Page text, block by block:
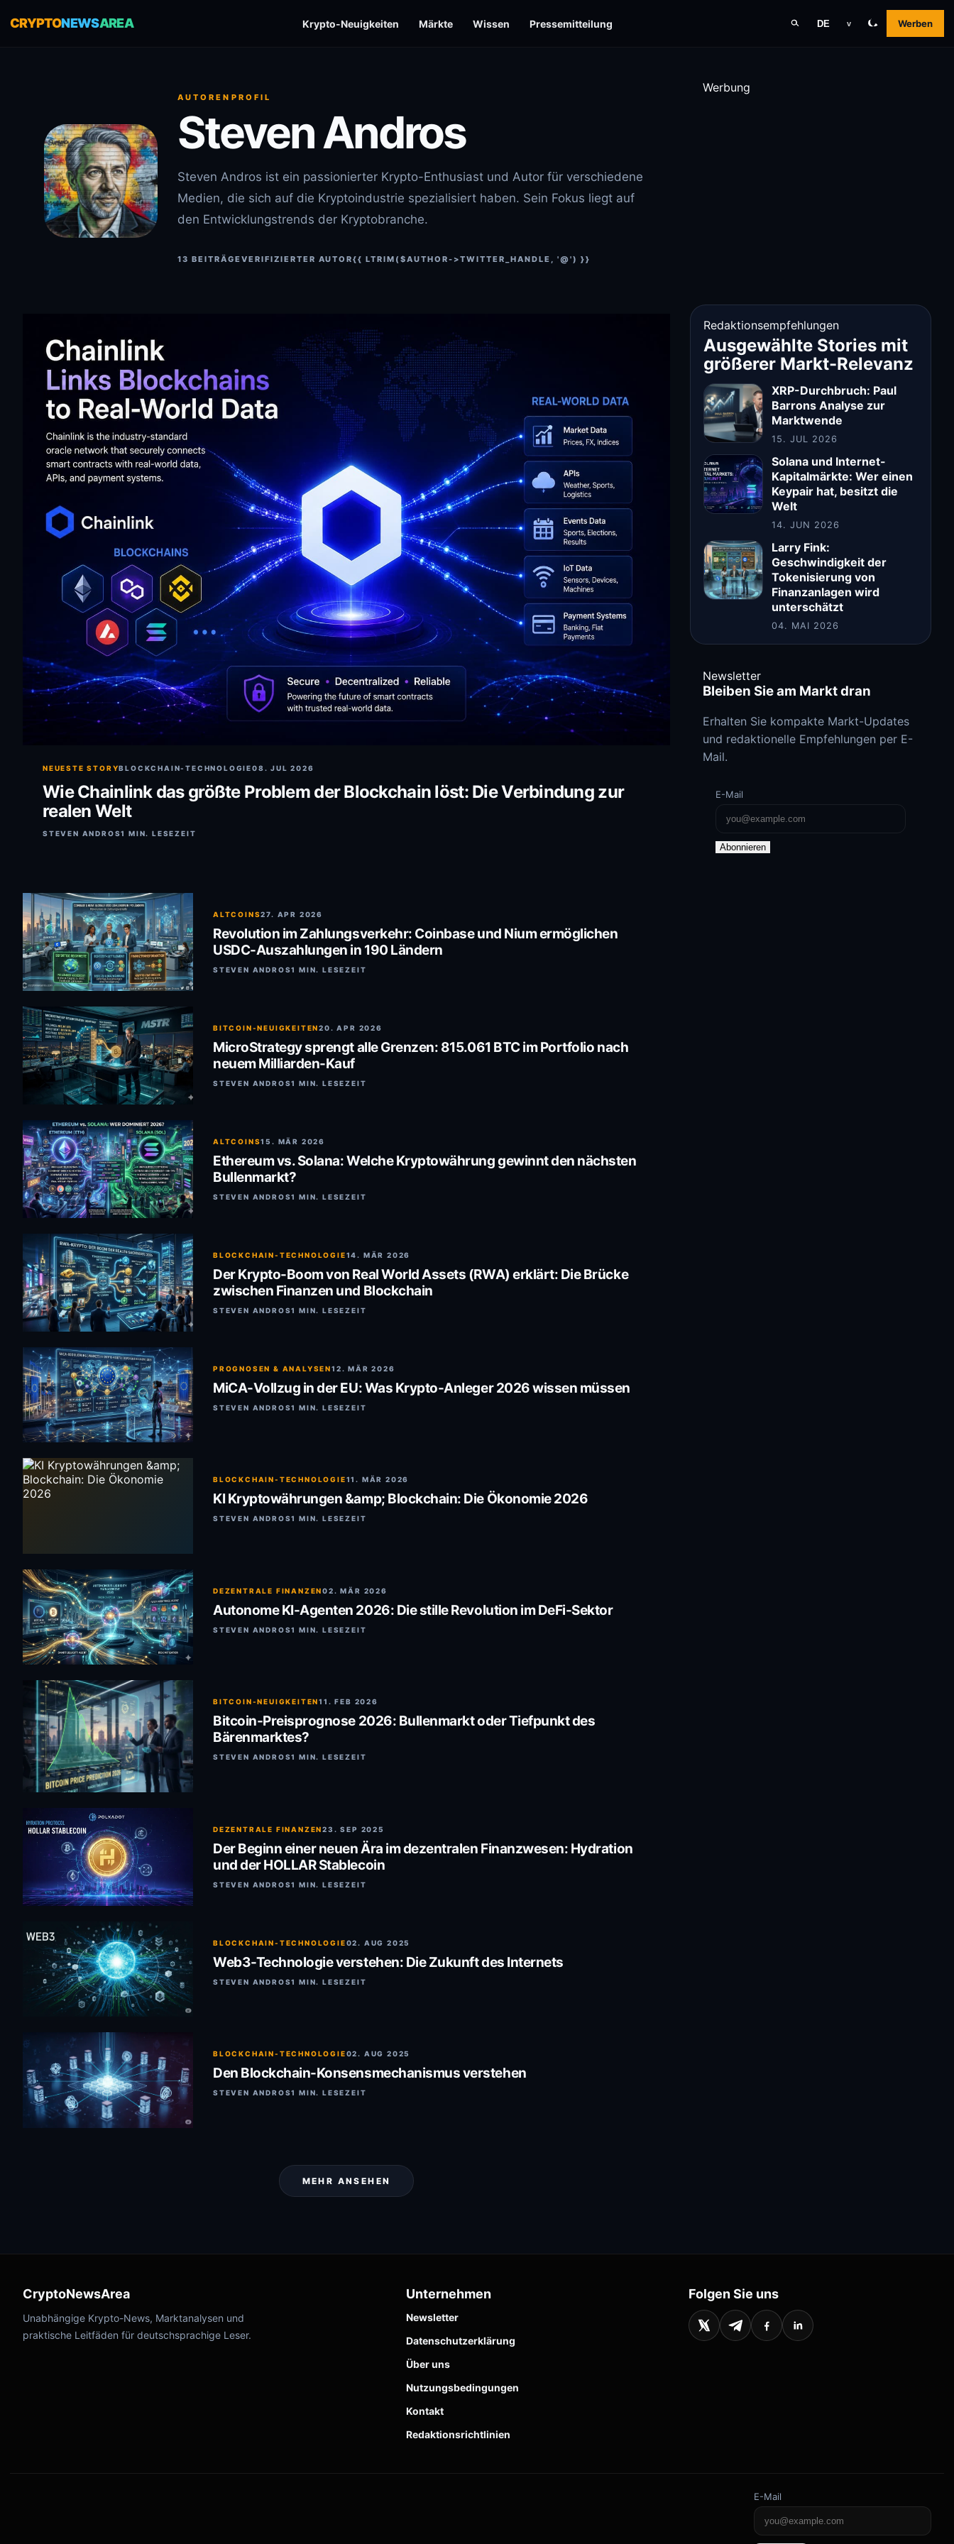
CRYPTONEWSAREA Krypto-Neuigkeiten Märkte Wissen Pressemitteilung DE v Werben
AUTORENPROFIL
Steven Andros
Steven Andros ist ein passionierter Krypto-Enthusiast und Autor für verschiedene
Medien, die sich auf die Kryptoindustrie spezialisiert haben. Sein Fokus liegt auf
den Entwicklungstrends der Kryptobranche.
13 BEITRÄGEVERIFIZIERTER AUTOR{{ LTRIM($AUTHOR->TWITTER_HANDLE, '@') }}
NEUESTE STORYBLOCKCHAIN-TECHNOLOGIE08. JUL 2026
Wie Chainlink das größte Problem der Blockchain löst: Die Verbindung zur
realen Welt
STEVEN ANDROS1 MIN. LESEZEIT
ALTCOINS27. APR 2026
Revolution im Zahlungsverkehr: Coinbase und Nium ermöglichen
USDC-Auszahlungen in 190 Ländern
STEVEN ANDROS1 MIN. LESEZEIT
BITCOIN-NEUIGKEITEN20. APR 2026
MicroStrategy sprengt alle Grenzen: 815.061 BTC im Portfolio nach
neuem Milliarden-Kauf
STEVEN ANDROS1 MIN. LESEZEIT
ALTCOINS15. MÄR 2026
Ethereum vs. Solana: Welche Kryptowährung gewinnt den nächsten
Bullenmarkt?
STEVEN ANDROS1 MIN. LESEZEIT
BLOCKCHAIN-TECHNOLOGIE14. MÄR 2026
Der Krypto-Boom von Real World Assets (RWA) erklärt: Die Brücke
zwischen Finanzen und Blockchain
STEVEN ANDROS1 MIN. LESEZEIT
PROGNOSEN & ANALYSEN12. MÄR 2026
MiCA-Vollzug in der EU: Was Krypto-Anleger 2026 wissen müssen
STEVEN ANDROS1 MIN. LESEZEIT
BLOCKCHAIN-TECHNOLOGIE11. MÄR 2026
KI Kryptowährungen &amp; Blockchain: Die Ökonomie 2026
STEVEN ANDROS1 MIN. LESEZEIT
DEZENTRALE FINANZEN02. MÄR 2026
Autonome KI-Agenten 2026: Die stille Revolution im DeFi-Sektor
STEVEN ANDROS1 MIN. LESEZEIT
BITCOIN-NEUIGKEITEN11. FEB 2026
Bitcoin-Preisprognose 2026: Bullenmarkt oder Tiefpunkt des
Bärenmarktes?
STEVEN ANDROS1 MIN. LESEZEIT
DEZENTRALE FINANZEN23. SEP 2025
Der Beginn einer neuen Ära im dezentralen Finanzwesen: Hydration
und der HOLLAR Stablecoin
STEVEN ANDROS1 MIN. LESEZEIT
BLOCKCHAIN-TECHNOLOGIE02. AUG 2025
Web3-Technologie verstehen: Die Zukunft des Internets
STEVEN ANDROS1 MIN. LESEZEIT
BLOCKCHAIN-TECHNOLOGIE02. AUG 2025
Den Blockchain-Konsensmechanismus verstehen
STEVEN ANDROS1 MIN. LESEZEIT
MEHR ANSEHEN
Werbung
Redaktionsempfehlungen
Ausgewählte Stories mit
größerer Markt-Relevanz
XRP-Durchbruch: Paul
Barrons Analyse zur
Marktwende
15. JUL 2026
Solana und Internet-
Kapitalmärkte: Wer einen
Keypair hat, besitzt die
Welt
14. JUN 2026
Larry Fink:
Geschwindigkeit der
Tokenisierung von
Finanzanlagen wird
unterschätzt
04. MAI 2026
Newsletter
Bleiben Sie am Markt dran
Erhalten Sie kompakte Markt-Updates
und redaktionelle Empfehlungen per E-
Mail.
E-Mail
Abonnieren
CryptoNewsArea
Unabhängige Krypto-News, Marktanalysen und
praktische Leitfäden für deutschsprachige Leser.
Unternehmen
Newsletter
Datenschutzerklärung
Über uns
Nutzungsbedingungen
Kontakt
Redaktionsrichtlinien
Folgen Sie uns
E-Mail